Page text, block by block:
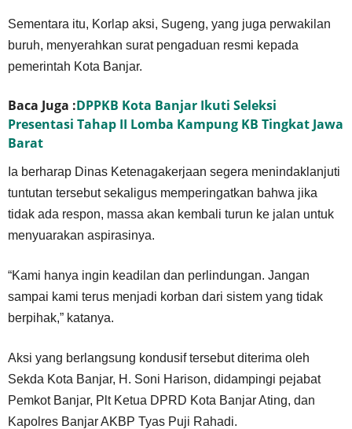
Sementara itu, Korlap aksi, Sugeng, yang juga perwakilan
buruh, menyerahkan surat pengaduan resmi kepada
pemerintah Kota Banjar.
Baca Juga :DPPKB Kota Banjar Ikuti Seleksi
Presentasi Tahap II Lomba Kampung KB Tingkat Jawa
Barat
Ia berharap Dinas Ketenagakerjaan segera menindaklanjuti
tuntutan tersebut sekaligus memperingatkan bahwa jika
tidak ada respon, massa akan kembali turun ke jalan untuk
menyuarakan aspirasinya.
“Kami hanya ingin keadilan dan perlindungan. Jangan
sampai kami terus menjadi korban dari sistem yang tidak
berpihak,” katanya.
Aksi yang berlangsung kondusif tersebut diterima oleh
Sekda Kota Banjar, H. Soni Harison, didampingi pejabat
Pemkot Banjar, Plt Ketua DPRD Kota Banjar Ating, dan
Kapolres Banjar AKBP Tyas Puji Rahadi.